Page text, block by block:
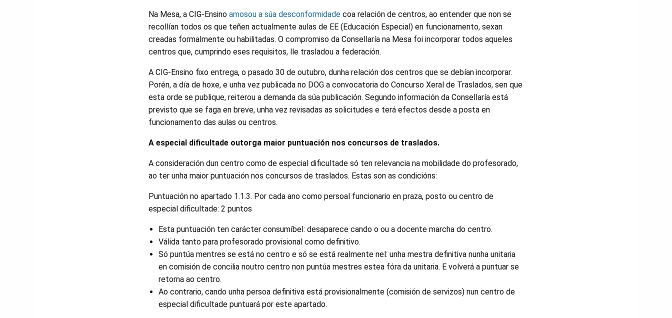
Na Mesa, a CIG-Ensino amosou a súa desconformidade coa relación de centros, ao entender que non se
recollían todos os que teñen actualmente aulas de EE (Educación Especial) en funcionamento, sexan
creadas formalmente ou habilitadas. O compromiso da Consellaría na Mesa foi incorporar todos aqueles
centros que, cumprindo eses requisitos, lle trasladou a federación.
A CIG-Ensino fixo entrega, o pasado 30 de outubro, dunha relación dos centros que se debían incorporar.
Porén, a día de hoxe, e unha vez publicada no DOG a convocatoria do Concurso Xeral de Traslados, sen que
esta orde se publique, reiterou a demanda da súa publicación. Segundo información da Consellaría está
previsto que se faga en breve, unha vez revisadas as solicitudes e terá efectos desde a posta en
funcionamento das aulas ou centros.
A especial dificultade outorga maior puntuación nos concursos de traslados.
A consideración dun centro como de especial dificultade só ten relevancia na mobilidade do profesorado,
ao ter unha maior puntuación nos concursos de traslados. Estas son as condicións:
Puntuación no apartado 1.1.3. Por cada ano como persoal funcionario en praza, posto ou centro de
especial dificultade: 2 puntos
Esta puntuación ten carácter consumíbel: desaparece cando o ou a docente marcha do centro.
Válida tanto para profesorado provisional como definitivo.
Só puntúa mentres se está no centro e só se está realmente nel: unha mestra definitiva nunha unitaria
en comisión de concilia noutro centro non puntúa mestres estea fóra da unitaria. E volverá a puntuar se
retorna ao centro.
Ao contrario, cando unha persoa definitiva está provisionalmente (comisión de servizos) nun centro de
especial dificultade puntuará por este apartado.